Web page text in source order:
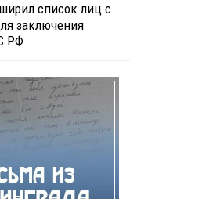
список лиц с
заключения
РФ